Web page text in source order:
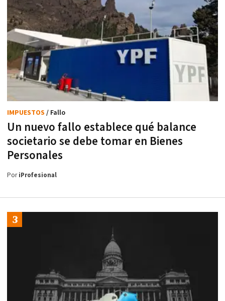
Un nuevo fallo establece qué balance
societario se debe tomar en Bienes
Personales
IMPUESTOS / Fallo
PoriProfesional